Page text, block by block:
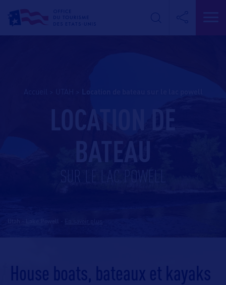
UTAH
LOCATION DE
BATEAU
SUR LE LAC POWELL
House boats, bateaux et kayaks